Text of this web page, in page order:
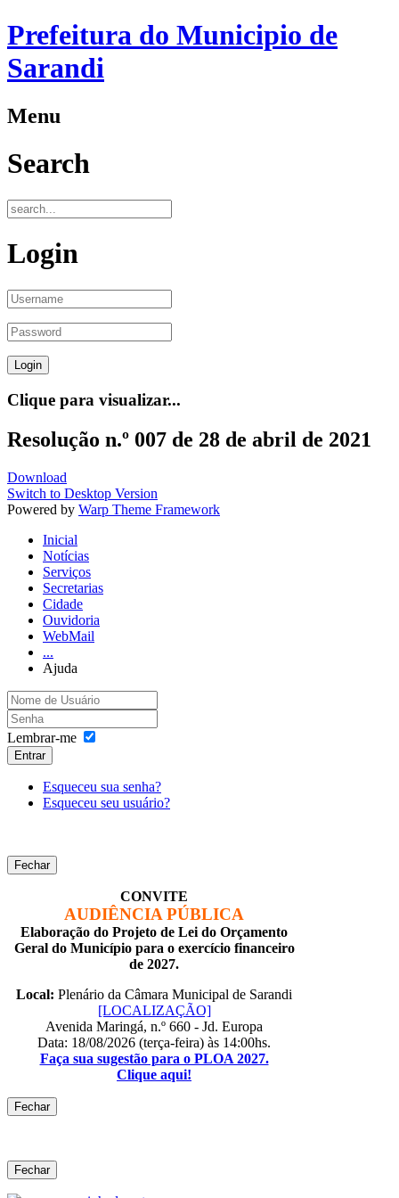
Prefeitura do Municipio de
Sarandi
Menu
Search
Login
Clique para visualizar...
Resolução n.º 007 de 28 de abril de 2021
Download
Switch to Desktop Version
Powered by Warp Theme Framework
Inicial
Notícias
Serviços
Secretarias
Cidade
Ouvidoria
WebMail
...
Ajuda
Lembrar-me
Entrar
Esqueceu sua senha?
Esqueceu seu usuário?
Fechar
CONVITE
AUDIÊNCIA PÚBLICA
Elaboração do Projeto de Lei do Orçamento
Geral do Município para o exercício financeiro
de 2027.
Local: Plenário da Câmara Municipal de Sarandi
[LOCALIZAÇÃO]
Avenida Maringá, n.º 660 - Jd. Europa
Data: 18/08/2026 (terça-feira) às 14:00hs.
Faça sua sugestão para o PLOA 2027.
Clique aqui!
Fechar
Fechar